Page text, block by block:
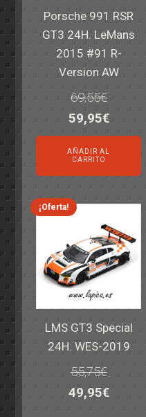
Porsche 991 RSR
GT3 24H. LeMans
2015 #91 R-
Version AW
69,55€
El
precio
original
era:
69,55€.
59,95€El
precio
actual
es:
59,95€.
AÑADIR AL
CARRITO
¡Oferta!
LMS GT3 Special
24H. WES-2019
55,75€
El
49,95€El